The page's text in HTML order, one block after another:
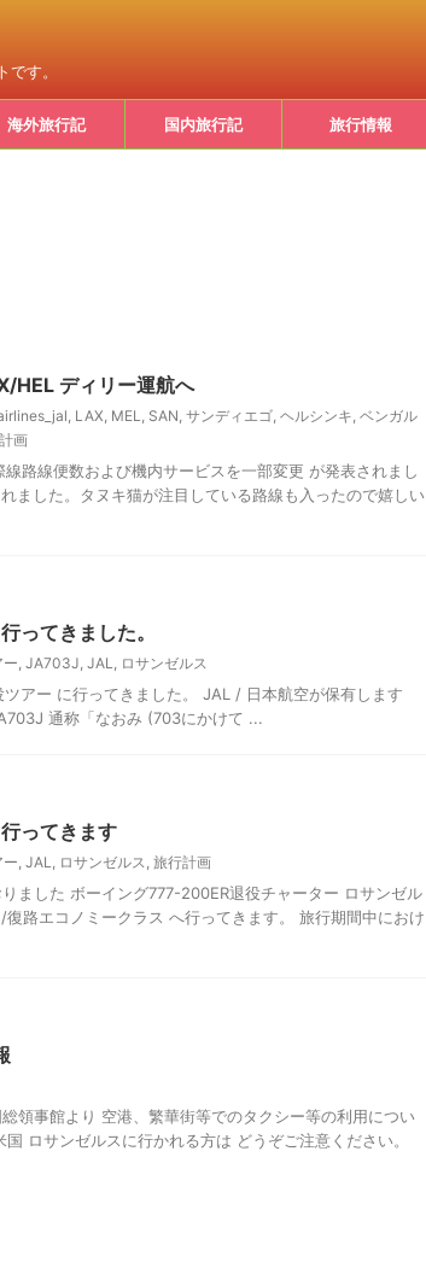
す。
海外旅行記 国内旅行記 旅行情報
HEL ディリー運航へ
, LAX, MEL, SAN, サンディエゴ, ヘルシンキ, ベンガル
画
路線便数および機内サービスを一部変更 が発表されまし
ました。タヌキ猫が注目している路線も入ったので嬉しい
ってきました。
, JA703J, JAL, ロサンゼルス
アー に行ってきました。 JAL / 日本航空が保有します
通称「なおみ (703にかけて ...
ってきます
, JAL, ロサンゼルス, 旅行計画
ました ボーイング777-200ER退役チャーター ロサンゼル
路エコノミークラス へ行ってきます。 旅行期間中におけ
領事館より 空港、繁華街等でのタクシー等の利用につい
ロサンゼルスに行かれる方は どうぞご注意ください。